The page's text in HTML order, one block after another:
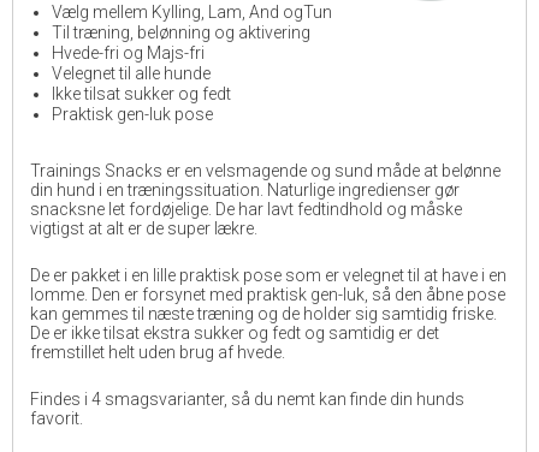
Vælg mellem Kylling, Lam, And ogTun
Til træning, belønning og aktivering
Hvede-fri og Majs-fri
Velegnet til alle hunde
Ikke tilsat sukker og fedt
Praktisk gen-luk pose
Trainings Snacks er en velsmagende og sund måde at belønne
din hund i en træningssituation. Naturlige ingredienser gør
snacksne let fordøjelige. De har lavt fedtindhold og måske
vigtigst at alt er de super lækre.
De er pakket i en lille praktisk pose som er velegnet til at have i en
lomme. Den er forsynet med praktisk gen-luk, så den åbne pose
kan gemmes til næste træning og de holder sig samtidig friske.
De er ikke tilsat ekstra sukker og fedt og samtidig er det
fremstillet helt uden brug af hvede.
Findes i 4 smagsvarianter, så du nemt kan finde din hunds
favorit.